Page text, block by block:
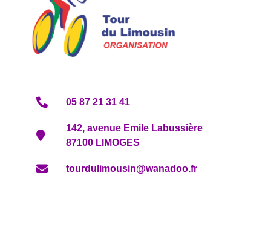
05 87 21 31 41
142, avenue Emile Labussière
87100 LIMOGES
tourdulimousin@wanadoo.fr